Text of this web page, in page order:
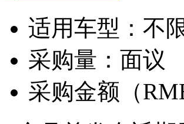
适用车型： 不
采购量： 面议
采购金额（